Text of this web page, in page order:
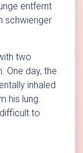
entfernt
schwieriger
two
One day, the
inhaled
his lung.
to